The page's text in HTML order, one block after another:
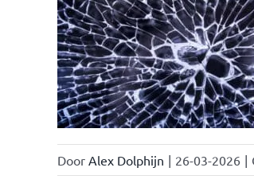
Door Alex Dolphijn | 26-03-2026 |